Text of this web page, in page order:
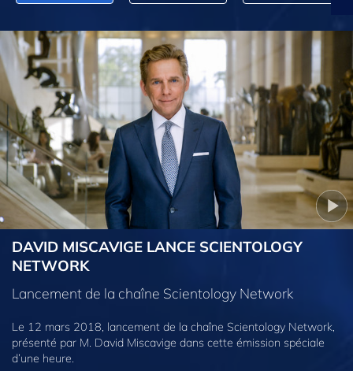
DAVID MISCAVIGE LANCE SCIENTOLOGY
NETWORK
Lancement de la chaîne Scientology Network
Le 12 mars 2018, lancement de la chaîne Scientology Network,
présenté par M. David Miscavige dans cette émission spéciale
d’une heure.